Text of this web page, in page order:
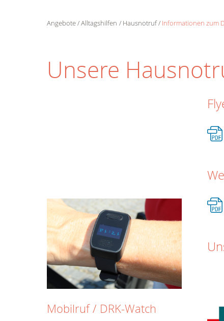
Angebote Alltagshilfen Hausnotruf Informationen zum
Unsere
Mobilruf / DRK-Watch